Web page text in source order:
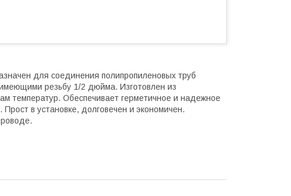
для соединения полипропиленовых труб
резьбу 1/2 дюйма. Изготовлен из
температур. Обеспечивает герметичное и надежное
в установке, долговечен и экономичен.